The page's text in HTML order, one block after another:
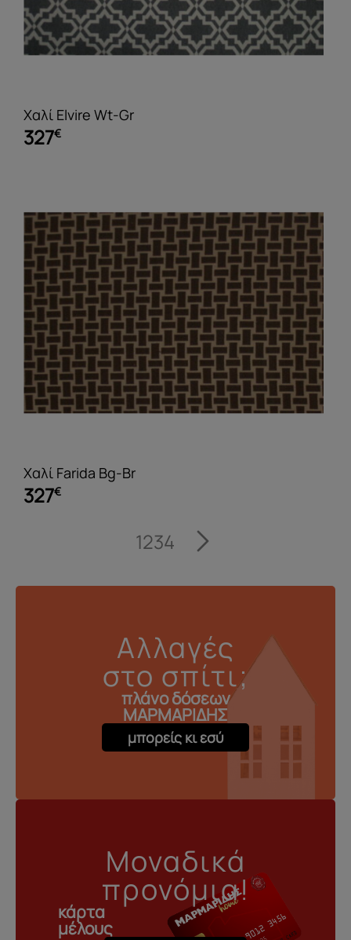
Χαλί Elvire Wt-Gr
327€
Χαλί Farida Bg-Br
327€
1234
Αλλαγές
στο σπίτι;
πλάνο δόσεων
ΜΑΡΜΑΡΙΔΗΣ
μπορείς κι εσύ
Μοναδικά
προνόμια!
κάρτα
μέλους